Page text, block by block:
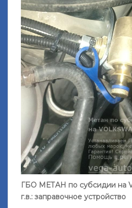
ГБО МЕТАН по субсидии на
г.в.: заправочное устройство